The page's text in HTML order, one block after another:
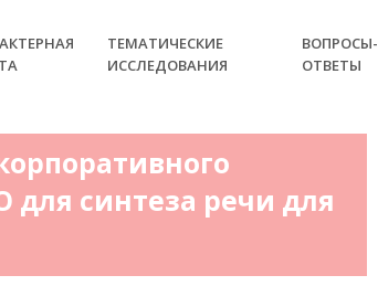
ТЕМАТИЧЕСКИЕ
ИССЛЕДОВАНИЯ
ВОПРОСЫ-
ОТВЕТЫ
для синтеза речи для